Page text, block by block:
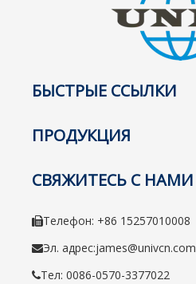
БЫСТРЫЕ ССЫЛКИ
ПРОДУКЦИЯ
СВЯЖИТЕСЬ С НАМИ
Телефон: +86 15257010008
Эл. адрес:james@univcn.com
Тел: 0086-0570-3377022